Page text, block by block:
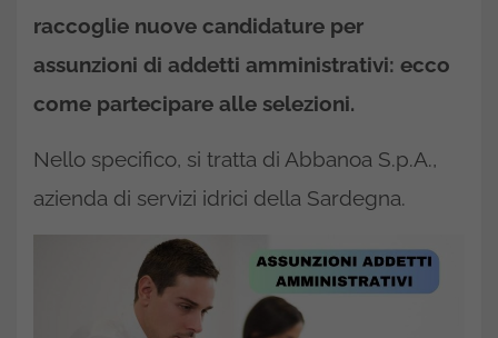
raccoglie nuove candidature per
assunzioni di addetti amministrativi: ecco
come partecipare alle selezioni.
Nello specifico, si tratta di Abbanoa S.p.A.,
azienda di servizi idrici della Sardegna.